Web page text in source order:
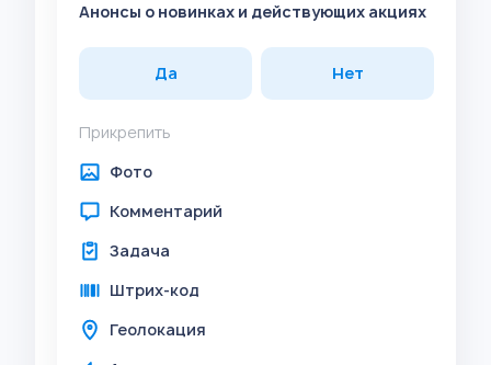
Анонсы о новинках и действующих акциях
Да Нет
Прикрепить
Фото
Комментарий
Задача
Штрих-код
Геолокация